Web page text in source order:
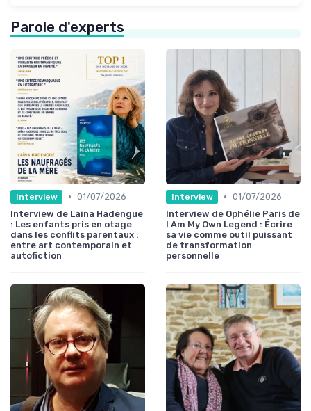
Parole d'experts
Interview • 01/07/2026
Interview de Laïna Hadengue
: Les enfants pris en otage
dans les conflits parentaux :
entre art contemporain et
autofiction
Interview • 01/07/2026
Interview de Ophélie Paris de
I Am My Own Legend : Écrire
sa vie comme outil puissant
de transformation
personnelle